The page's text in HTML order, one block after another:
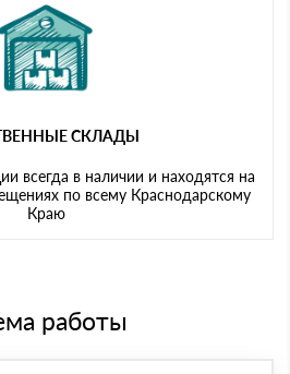
СКЛАДЫ
всегда в наличии и находятся на
по всему Краснодарскому
Краю
работы